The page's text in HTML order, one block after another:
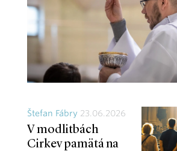
Štefan Fábry 23.06.2026
V modlitbách
Cirkev pamätá na